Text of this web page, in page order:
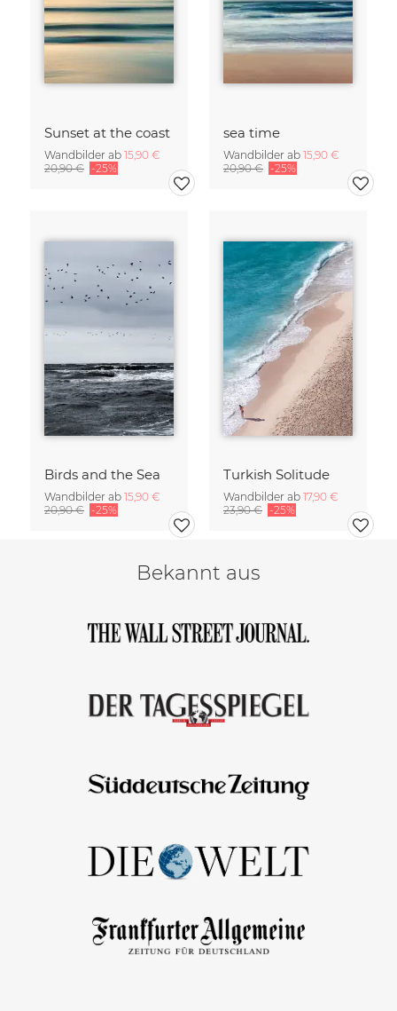
Sunset at the coast
Wandbilder ab 15,90 €
20,90 € -25%
sea time
Wandbilder ab 15,90 €
20,90 € -25%
Birds and the Sea
Wandbilder ab 15,90 €
20,90 € -25%
Turkish Solitude
Wandbilder ab 17,90 €
23,90 € -25%
Bekannt aus